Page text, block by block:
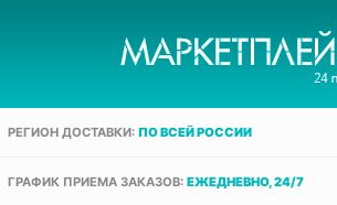
РЕГИОН ДОСТАВКИ: ПО ВСЕЙ РОССИИ
ГРАФИК ПРИЕМА ЗАКАЗОВ: ЕЖЕДНЕВНО, 24/7